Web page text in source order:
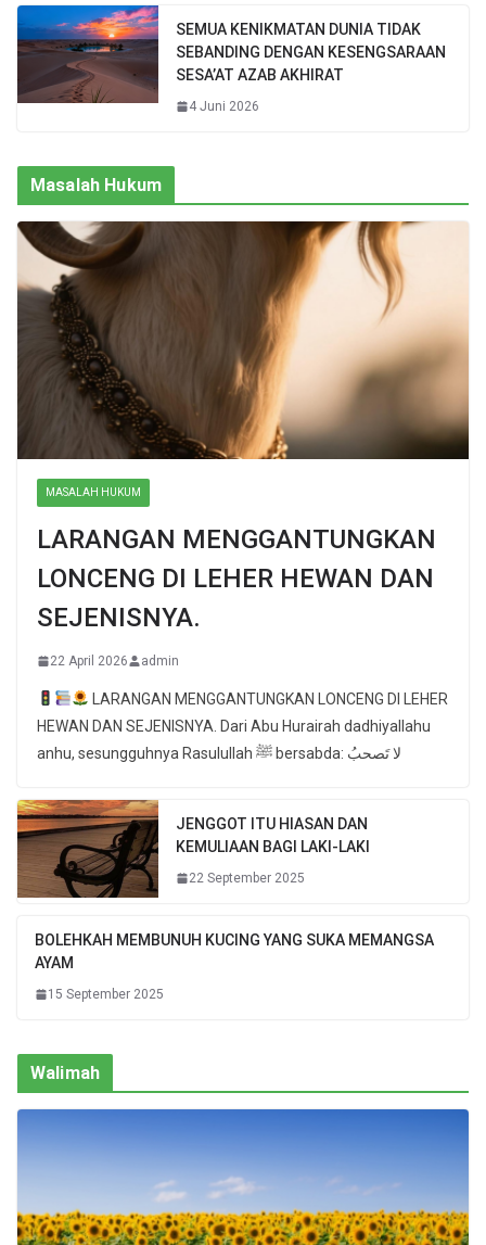
SEMUA KENIKMATAN DUNIA TIDAK
SEBANDING DENGAN KESENGSARAAN
SESA’AT AZAB AKHIRAT
4 Juni 2026
Masalah Hukum
MASALAH HUKUM
LARANGAN MENGGANTUNGKAN
LONCENG DI LEHER HEWAN DAN
SEJENISNYA.
22 April 2026 admin
LARANGAN MENGGANTUNGKAN LONCENG DI LEHER
HEWAN DAN SEJENISNYA. Dari Abu Hurairah dadhiyallahu
anhu, sesungguhnya Rasulullah ﷺ bersabda: لا تَصحبُ
JENGGOT ITU HIASAN DAN
KEMULIAAN BAGI LAKI-LAKI
22 September 2025
BOLEHKAH MEMBUNUH KUCING YANG SUKA MEMANGSA
AYAM
15 September 2025
Walimah